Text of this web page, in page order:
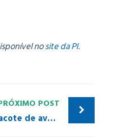
nosite da PI.
POST
Pacote de avaliação: PROFIdrive Profile Tester V6.1 disponível